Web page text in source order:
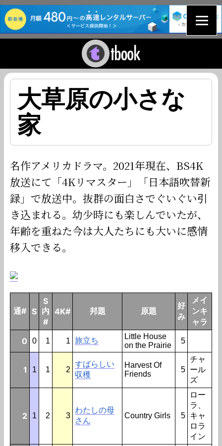
大草原の小さな
家
名作アメリカドラマ。2021年現在、BS4K
放送にて「4Kリマスター」「日本語吹替新
録」で放送中。抜群の面白さでぐいぐい引
き込まれる。幼少時にも楽しんでいたが、
年齢を重ねた今は大人たちにも大いに感情
移入できる。
通# S
S
内
#
4K# 邦題 原題
好
み
メイ
ンキ
ャラ
0
0 1 1 旅立ち
Little House
on the Prairie
5
1 1 1 2
すばらしい
収穫
Harvest Of
Friends
5
チャ
ール
ズ
2 1 2 3
わたしの母
さん
Country Girls 5
ロー
ラ、
キャ
ロラ
イン